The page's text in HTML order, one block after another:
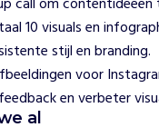
10 visuals en
stijl en branding.
voor
en verbeter
al